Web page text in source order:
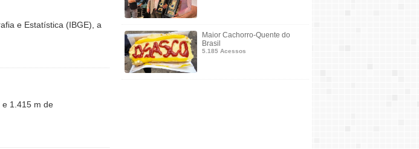
e Estatística (IBGE), a
e 1.415 m de
Maior Cachorro-Quente do
Brasil
5.185 Acessos